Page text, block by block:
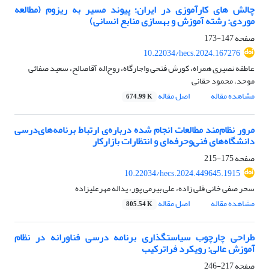
چالش های کارآموزی در ایران؛ پیوند مسیر به ریزوم (مطالعه
موردی: رشته آموزش و بهسازی منابع انسانی)
صفحه147-173
10.22034/hecs.2024.167276
عاطفه نصیری همراه، کورش فتحی واجارگاه، روح‌اله آقاصالح، سعید صفائی
موحد، محمود حقانی
مشاهده مقاله
اصل مقاله 674.99 K
مرور نظام‌مند مطالعات انجام شده درباره‌ی ارتباط برنامه‌های‌درسی
دانشگاه‌های فنی‌و‌حرفه‌ای و انتظارات بازارکار
صفحه175-215
10.22034/hecs.2024.449645.1915
سحر صفی خانی قلی زاده، علی بیرمی پور، یداله مهرعلیزاده
مشاهده مقاله
اصل مقاله 805.54 K
طراحی چارچوب سیاستگذاری برنامه درسی فناورانه در نظام
آموزش عالی: رویکرد فراترکیب
صفحه217-246